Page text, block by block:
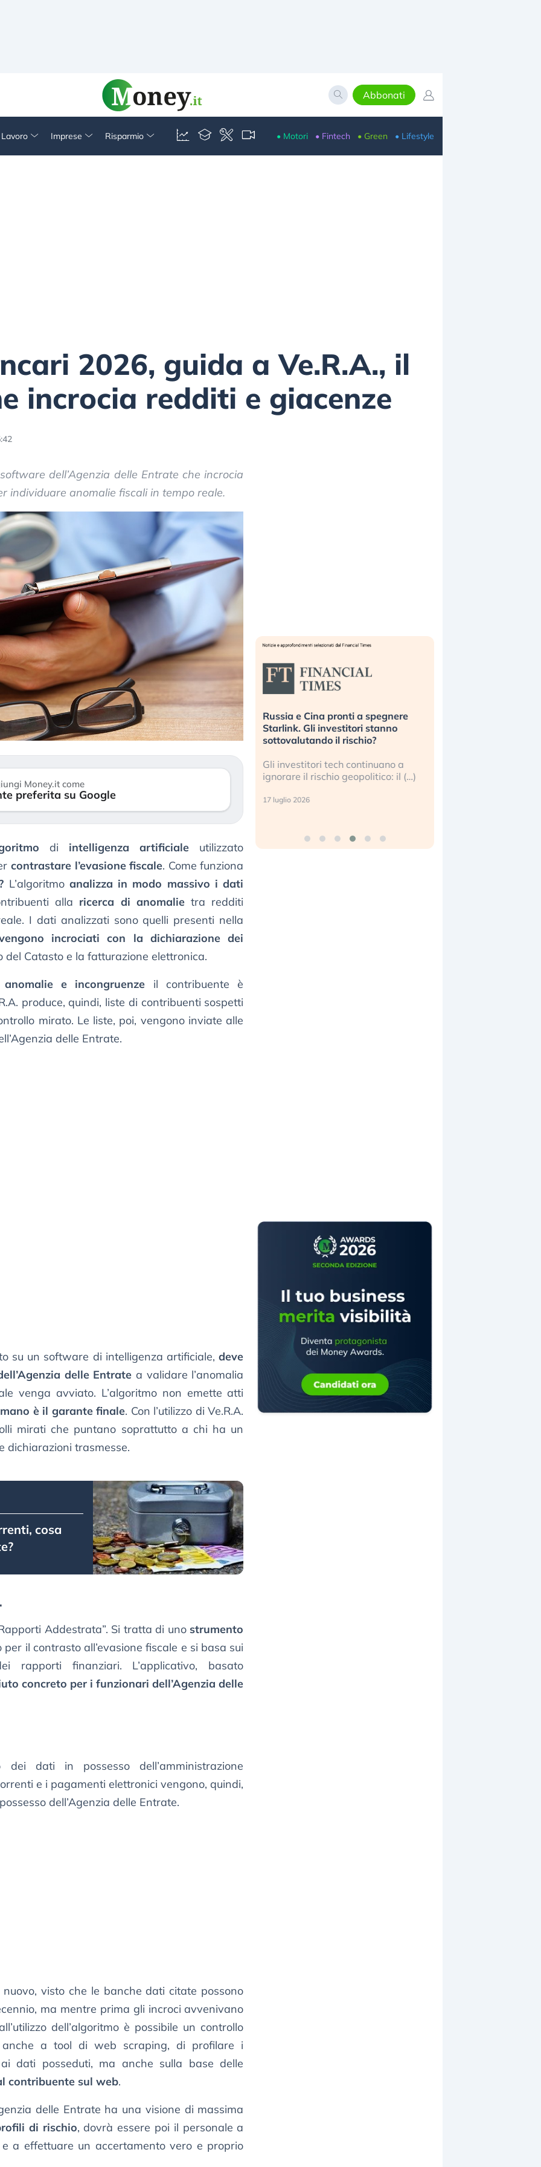
Abbonati
Imprese Risparmio • Motori • Fintech • Green • Lifestyle
2026, guida a Ve.R.A., il
incrocia redditi e giacenze
dell’Agenzia delle Entrate che incrocia
individuare anomalie fiscali in tempo reale.
Money.it come
preferita su Google
di intelligenza artificiale utilizzato
contrastare l’evasione fiscale. Come funziona
L’algoritmo analizza in modo massivo i dati
alla ricerca di anomalietra redditi
I dati analizzati sono quelli presenti nella
incrociati con la dichiarazione dei
del Catasto e la fatturazione elettronica.
anomalie e incongruenze il contribuente è
produce, quindi, liste di contribuenti sospetti
mirato. Le liste, poi, vengono inviate alle
delle Entrate.
su un software di intelligenza artificiale,deve
delle Entrate a validare l’anomalia
venga avviato. L’algoritmo non emette atti
è il garante finale. Con l’utilizzo di Ve.R.A.
mirati che puntano soprattutto a chi ha un
dichiarazioni trasmesse.
cosa
Addestrata”. Si tratta di uno strumento
per il contrasto all’evasione fiscale e si basa sui
rapporti finanziari. L’applicativo, basato
concreto per i funzionari dell’Agenzia delle
dei dati in possesso dell’amministrazione
e i pagamenti elettronici vengono, quindi,
dell’Agenzia delle Entrate.
visto che le banche dati citate possono
ma mentre prima gli incroci avvenivano
dell’algoritmo è possibile un controllo
anche a tool di web scraping, di profilare i
dati posseduti, ma anche sulla base delle
contribuente sul web.
delle Entrate ha una visione di massima
di rischio, dovrà essere poi il personale a
a effettuare un accertamento vero e proprio
Investitori
lo scoppio
Quando la finanza pesa più
dell’economia reale. L’America sta
ripetendo gli errori del 2008?
sempre più sganciata dall’economia
reale. (…)
24 luglio 2026
Russia e Cina pronti a spegnere
Starlink. Gli investitori stanno
sottovalutando il rischio?
Gli investitori tech continuano a
ignorare il rischio geopolitico: il (…)
17 luglio 2026